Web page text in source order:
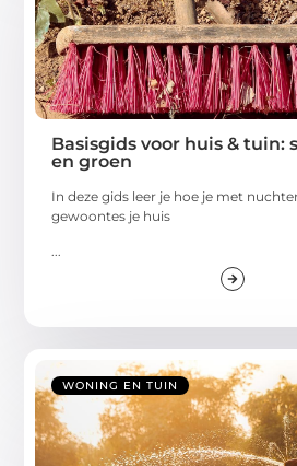
Basisgids voor huis & tuin:
en groen
In deze gids leer je hoe je met
gewoontes je huis
...
WONING EN TUIN